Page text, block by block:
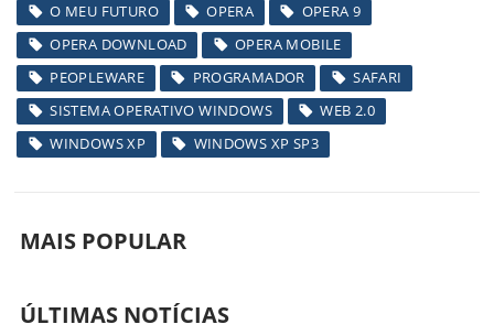
O MEU FUTURO
OPERA
OPERA 9
OPERA DOWNLOAD
OPERA MOBILE
PEOPLEWARE
PROGRAMADOR
SAFARI
SISTEMA OPERATIVO WINDOWS
WEB 2.0
WINDOWS XP
WINDOWS XP SP3
MAIS POPULAR
ÚLTIMAS NOTÍCIAS